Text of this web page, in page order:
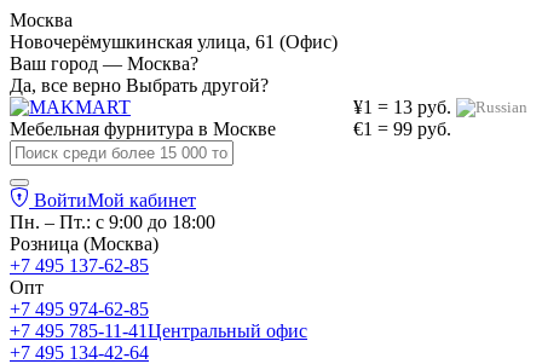
Москва
Новочерёмушкинская улица, 61 (Офис)
Ваш город — Москва?
Да, все верно Выбрать другой?
¥1 = 13 руб.
€1 = 99 руб.
Мебельная фурнитура в Москве
ВойтиМой кабинет
Пн. – Пт.: с 9:00 до 18:00
Розница (Москва)
+7 495 137-62-85
Опт
+7 495 974-62-85
+7 495 785-11-41Центральный офис
+7 495 134-42-64